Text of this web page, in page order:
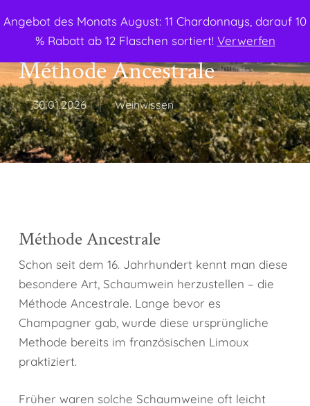
Angebot des Monats August: 11 Chardonnays, darauf 10
% Rabatt ab 12 Flaschen sortiert! Verwerfen
to
content
search
Méthode Ancestrale
30.01.2026 Weinwissen
Méthode Ancestrale
Schon seit dem 16. Jahrhundert kennt man diese
besondere Art, Schaumwein herzustellen – die
Méthode Ancestrale. Lange bevor es
Champagner gab, wurde diese ursprüngliche
Methode bereits im französischen Limoux
praktiziert.
Früher waren solche Schaumweine oft leicht